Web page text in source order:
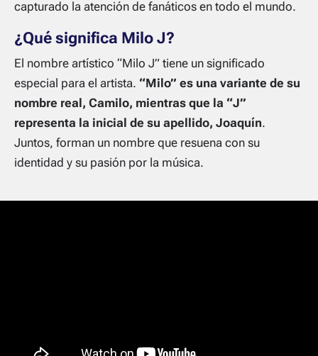
capturado la atención de fanáticos en todo el mundo.
¿Qué significa Milo J?
El nombre artístico “Milo J” tiene un significado
especial para el artista. “Milo” es una variante de su
nombre real, Camilo, mientras que la “J”
representa la inicial de su apellido, Joaquín.
Juntos, forman un nombre que resuena con su
identidad y su pasión por la música.